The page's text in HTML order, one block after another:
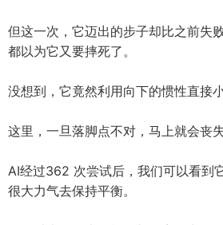
但这一次，它迈出的步子却比之前失
都以为它又要摔死了。
没想到，它竟然利用向下的惯性直接
这里，一旦落脚点不对，马上就会丧
AI经过362 次尝试后，我们可以看到
很大力气去保持平衡。